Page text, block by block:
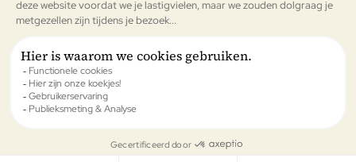
Valideren